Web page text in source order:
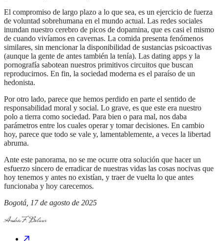
El compromiso de largo plazo a lo que sea, es un ejercicio de fuerza
de voluntad sobrehumana en el mundo actual. Las redes sociales
inundan nuestro cerebro de picos de dopamina, que es casi el mismo
de cuando vivíamos en cavernas. La comida presenta fenómenos
similares, sin mencionar la disponibilidad de sustancias psicoactivas
(aunque la gente de antes también la tenía). Las dating apps y la
pornografía sabotean nuestros primitivos circuitos que buscan
reproducirnos. En fin, la sociedad moderna es el paraíso de un
hedonista.
Por otro lado, parece que hemos perdido en parte el sentido de
responsabilidad moral y social. Lo grave, es que este era nuestro
polo a tierra como sociedad. Para bien o para mal, nos daba
parámetros entre los cuales operar y tomar decisiones. En cambio
hoy, parece que todo se vale y, lamentablemente, a veces la libertad
abruma.
Ante este panorama, no se me ocurre otra solución que hacer un
esfuerzo sincero de erradicar de nuestras vidas las cosas nocivas que
hoy tenemos y antes no existían, y traer de vuelta lo que antes
funcionaba y hoy carecemos.
Bogotá, 17 de agosto de 2025
Andrés F. Bolívar